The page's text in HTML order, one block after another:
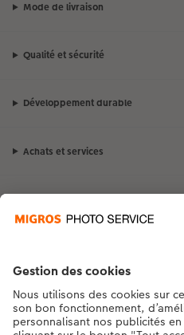
Mode de livraison
Qualité et sécurité
Développement durable
Achats et services
La Migros